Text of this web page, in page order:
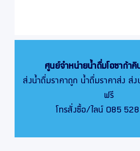
ศูนย์จำหน่ายน้ำดื่มโอซาก้าคิ
ส่งน้ำดื่มราคาถูก น้ำดื่มราคาส่ง ส่ง
ฟรี
โทรสั่งซื้อ/ไลน์ 085